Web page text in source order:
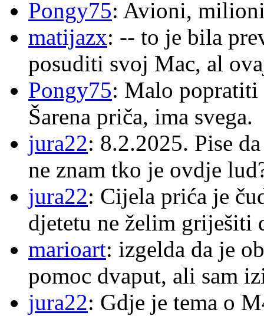
Pongy75: Avioni,
matijazx: -- to je bila
posuditi svoj Mac, al
Pongy75: Malo popratiti
Šarena priča, ima svega.
jura22: 8.2.2025. Pise
ne znam tko je ovdje
jura22: Cijela prića je
djetetu ne želim griješiti
marioart: izgelda da je
pomoc dvaput, ali sam
jura22: Gdje je tema o